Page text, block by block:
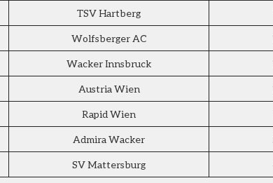
TSV Hartberg
Wolfsberger AC
Wacker Innsbruck
Austria Wien
Rapid Wien
Admira Wacker
SV Mattersburg